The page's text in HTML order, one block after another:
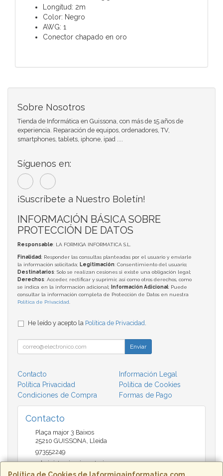
Longitud: 2m
Color: Negro
AWG: 1
Conector chapado en oro
Sobre Nosotros
Tienda de Informática en Guissona, con más de 15 años de
experiencia. Reparación de equipos, ordenadores, TV,
smartphones, tablets, iphone, ipad ....
Síguenos en:
¡Suscríbete a Nuestro Boletín!
INFORMACIÓN BÁSICA SOBRE
PROTECCIÓN DE DATOS
Responsable: LA FORMIGA INFORMATICA S.L.
Finalidad: Responder las consultas planteadas por el usuario y enviarle
la información solicitada; Legitimación: Consentimiento del usuario;
Destinatarios: Solo se realizan cesiones si existe una obligación legal;
Derechos: Acceder, rectificar y suprimir, así como otros derechos, como
se indica en la información adicional;
Información Adicional: Puede
consultar la información completa de Protección de Datos en nuestra
Política de Privacidad
He leído y acepto la Política de Privacidad
Enviar
Contacto
Información Legal
Política Privacidad
Política de Cookies
Condiciones de Compra
Formas de Pago
Contacto
Plaça major 3 Baixos
25210 GUISSONA Lleida
973552249
administracio@insectari.com